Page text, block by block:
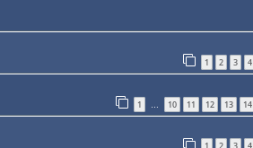
1 2 3 4
1 10 11 12 13 14